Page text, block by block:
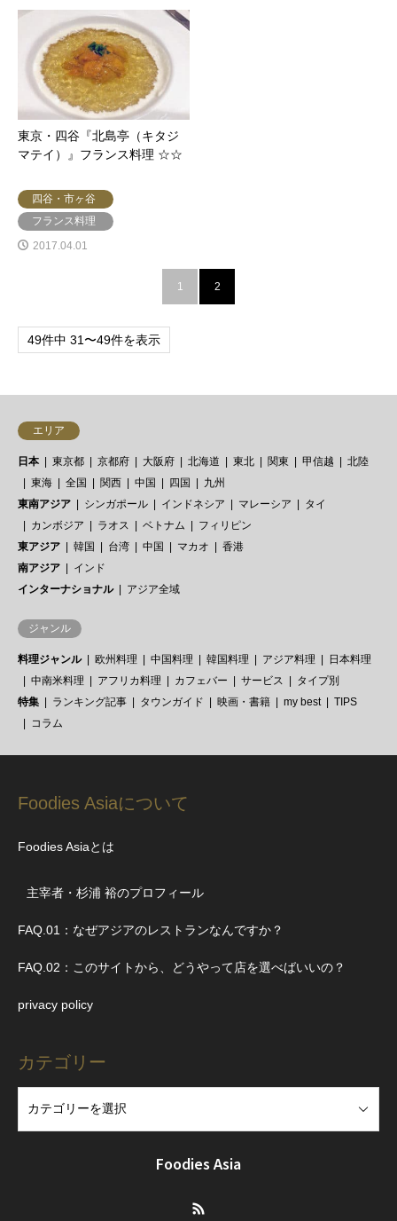
東京・四谷『北島亭（キタジ
マテイ）』フランス料理 ☆☆
四谷・市ヶ谷
フランス料理
2017.04.01
1 2
49件中 31〜49件を表示
エリア
日本 東京都 京都府 大阪府 北海道 東北 関東 甲信越
北陸
東海
全国 関西 中国 四国
九州
東南アジア
シンガポール インドネシア マレーシア
タイ
カンボジア
ラオス ベトナム
フィリピン
東アジア
韓国 台湾 中国 マカオ
香港
南アジア
インド
インターナショナル
アジア全域
ジャンル
料理ジャンル 欧州料理 中国料理 韓国料理 アジア料理
日本料理
中南米料理
アフリカ料理 カフェバー サービス
タイプ別
特集
ランキング記事 タウンガイド 映画・書籍 my best
TIPS
コラム
Foodies Asiaについて
Foodies Asiaとは
主宰者・杉浦 裕のプロフィール
FAQ.01：なぜアジアのレストランなんですか？
FAQ.02：このサイトから、どうやって店を選べばいいの？
privacy policy
カテゴリー
Foodies Asia